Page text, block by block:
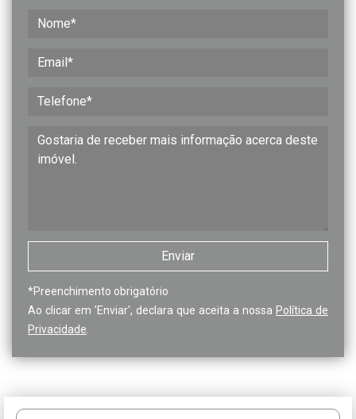
*Preenchimento obrigatório
Ao clicar em 'Enviar', declara que aceita a nossa Política de
Privacidade